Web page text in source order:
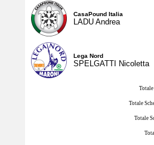
CasaPound Italia
LADU Andrea
Lega Nord
SPELGATTI Nicoletta
Totale
Totale